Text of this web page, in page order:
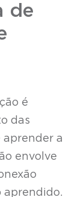
de
é
das
aprender a
envolve
aprendido.